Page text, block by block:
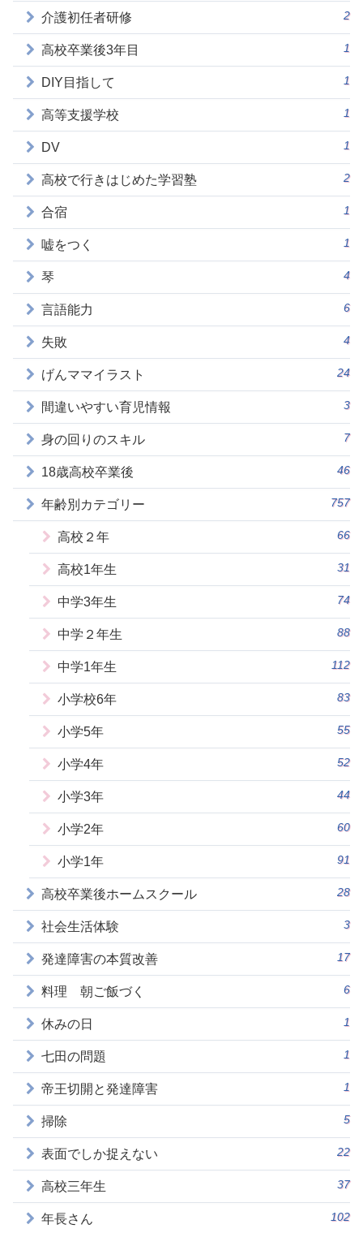
介護初任者研修 2
高校卒業後3年目 1
DIY目指して 1
高等支援学校 1
DV 1
高校で行きはじめた学習塾 2
合宿 1
嘘をつく 1
琴 4
言語能力 6
失敗 4
げんママイラスト 24
間違いやすい育児情報 3
身の回りのスキル 7
18歳高校卒業後 46
年齢別カテゴリー 757
高校２年 66
高校1年生 31
中学3年生 74
中学２年生 88
中学1年生 112
小学校6年 83
小学5年 55
小学4年 52
小学3年 44
小学2年 60
小学1年 91
高校卒業後ホームスクール 28
社会生活体験 3
発達障害の本質改善 17
料理 朝ご飯づく 6
休みの日 1
七田の問題 1
帝王切開と発達障害 1
掃除 5
表面でしか捉えない 22
高校三年生 37
年長さん 102